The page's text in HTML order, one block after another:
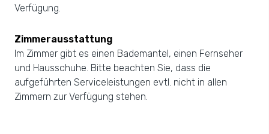
Verfügung.
Zimmerausstattung
Im Zimmer gibt es einen Bademantel, einen Fernseher
und Hausschuhe. Bitte beachten Sie, dass die
aufgeführten Serviceleistungen evtl. nicht in allen
Zimmern zur Verfügung stehen.